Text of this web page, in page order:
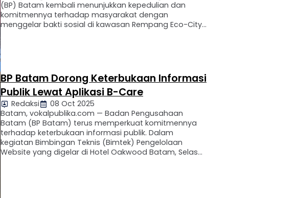
(BP) Batam kembali menunjukkan kepedulian dan
komitmennya terhadap masyarakat dengan
menggelar bakti sosial di kawasan Rempang Eco-City,
BP Batam Dorong Keterbukaan Informasi
Publik Lewat Aplikasi B-Care
Redaksi
08 Oct 2025
Batam, vokalpublika.com — Badan Pengusahaan
Batam (BP Batam) terus memperkuat komitmennya
terhadap keterbukaan informasi publik. Dalam
kegiatan Bimbingan Teknis (Bimtek) Pengelolaan
Website yang digelar di Hotel Oakwood Batam, Selasa